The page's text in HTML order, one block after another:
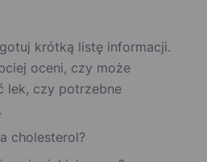
krótką listę informacji.
oceni, czy może
lek, czy potrzebne
cholesterol?